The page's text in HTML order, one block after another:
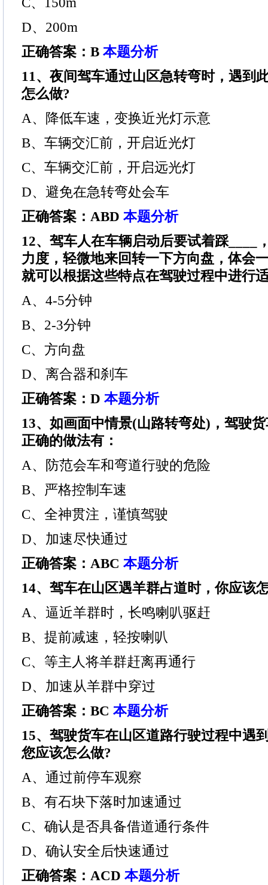
D、200m
正确答案：B 本题分析
11、夜间驾车通过山区急转弯时，遇到
怎么做?
A、降低车速，变换近光灯示意
B、车辆交汇前，开启近光灯
C、车辆交汇前，开启远光灯
D、避免在急转弯处会车
正确答案：ABD 本题分析
12、驾车人在车辆启动后要试着踩____
力度，轻微地来回转一下方向盘，体会
就可以根据这些特点在驾驶过程中进行
A、4-5分钟
B、2-3分钟
C、方向盘
D、离合器和刹车
正确答案：D 本题分析
13、如画面中情景(山路转弯处)，驾驶
正确的做法有：
A、防范会车和弯道行驶的危险
B、严格控制车速
C、全神贯注，谨慎驾驶
D、加速尽快通过
正确答案：ABC 本题分析
14、驾车在山区遇羊群占道时，你应该
A、逼近羊群时，长鸣喇叭驱赶
B、提前减速，轻按喇叭
C、等主人将羊群赶离再通行
D、加速从羊群中穿过
正确答案：BC 本题分析
15、驾驶货车在山区道路行驶过程中遇
您应该怎么做?
A、通过前停车观察
B、有石块下落时加速通过
C、确认是否具备借道通行条件
D、确认安全后快速通过
正确答案：ACD 本题分析